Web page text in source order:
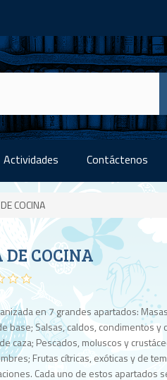
Actividades Contáctenos
COCINA
DE COCINA
en 7 grandes apartados:
base; Salsas, caldos, condimentos y
caza; Pescados, moluscos y
Frutas cítricas, exóticas y de
Cada uno de estos apartados